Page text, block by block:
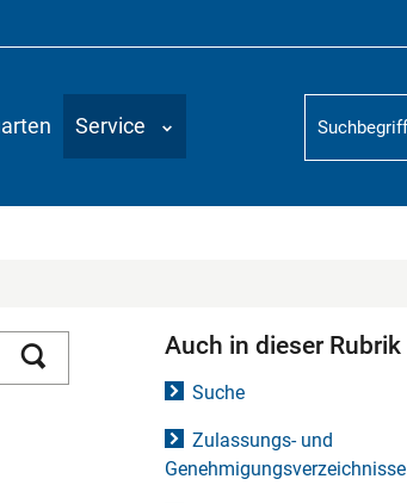
Service
Suchbegriff
Auch in dieser Rubrik
Suche
Zulassungs- und
Genehmigungsverzeichnisse